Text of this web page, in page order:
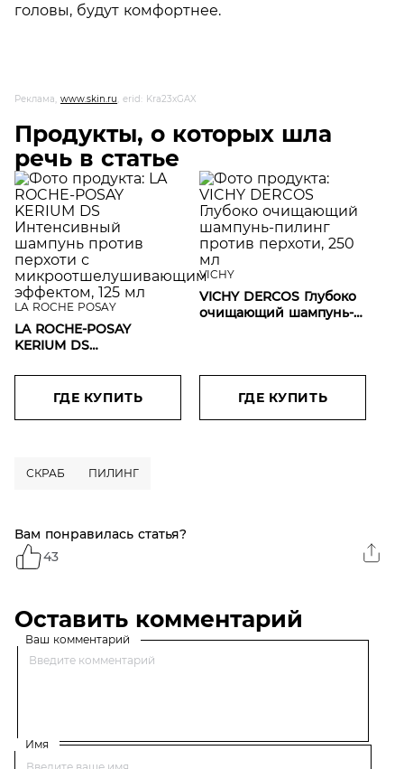
головы, будут комфортнее.
Реклама, www.skin.ru, erid: Kra23xGAX
Продукты, о которых шла
речь в статье
LA ROCHE POSAY
LA ROCHE-POSAY
KERIUM DS
против перхоти с
микроотшелушивающим
эффектом, 125 мл
ГДЕ КУПИТЬ
VICHY
VICHY DERCOS Глубоко
очищающий шампунь-
ГДЕ КУПИТЬ
СКРАБ ПИЛИНГ
Вам понравилась статья?
43
Оставить комментарий
Ваш комментарий
Имя